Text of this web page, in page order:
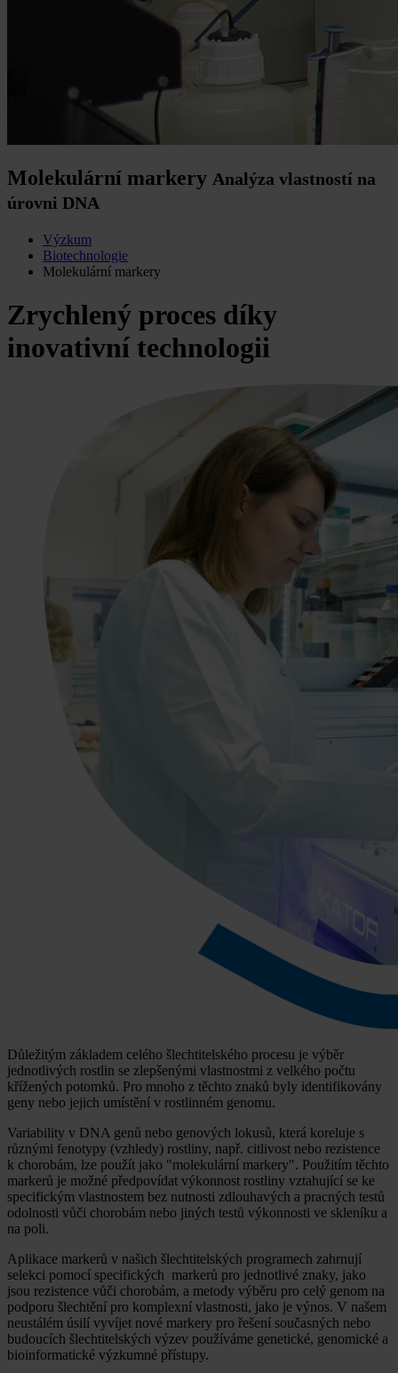
Molekulární markery Analýza vlastností na
úrovni DNA
Výzkum
Biotechnologie
Molekulární markery
Zrychlený proces díky
inovativní technologii
Důležitým základem celého šlechtitelského procesu je výběr
jednotlivých rostlin se zlepšenými vlastnostmi z velkého počtu
křížených potomků. Pro mnoho z těchto znaků byly identifikovány
geny nebo jejich umístění v rostlinném genomu.
Variability v DNA genů nebo genových lokusů, která koreluje s
různými fenotypy (vzhledy) rostliny, např. citlivost nebo rezistence
k chorobám, lze použít jako "molekulární markery". Použitím těchto
markerů je možné předpovídat výkonnost rostliny vztahující se ke
specifickým vlastnostem bez nutnosti zdlouhavých a pracných testů
odolnosti vůči chorobám nebo jiných testů výkonnosti ve skleníku a
na poli.
Aplikace markerů v našich šlechtitelských programech zahrnují
selekci pomocí specifických markerů pro jednotlivé znaky, jako
jsou rezistence vůči chorobám, a metody výběru pro celý genom na
podporu šlechtění pro komplexní vlastnosti, jako je výnos. V našem
neustálém úsilí vyvíjet nové markery pro řešení současných nebo
budoucích šlechtitelských výzev používáme genetické, genomické a
bioinformatické výzkumné přístupy.